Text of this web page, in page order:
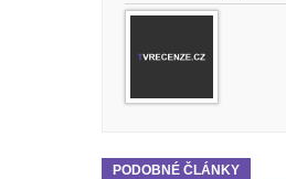
PODOBNÉ ČLÁNKY